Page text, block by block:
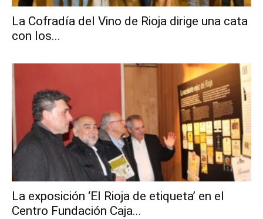
La Cofradía del Vino de Rioja dirige una cata
con los...
La exposición ‘El Rioja de etiqueta’ en el
Centro Fundación Caja...